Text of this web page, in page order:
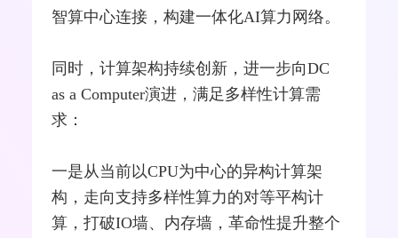
智算中心连接，构建一体化AI算力网络。
同时，计算架构持续创新，进一步向DC
as a Computer演进，满足多样性计算需
求：
一是从当前以CPU为中心的异构计算架
构，走向支持多样性算力的对等平构计
算，打破IO墙、内存墙，革命性提升整个